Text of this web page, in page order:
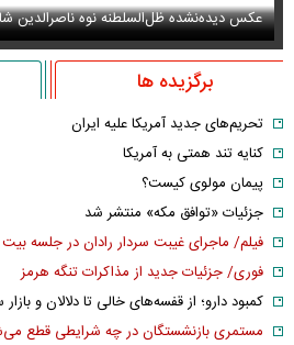
عکس دیده‌نشده ظل‌السلطنه نوه ناصرالدین
برگزیده ها
تحریم‌های جدید آمریکا علیه ایران
کنایه تند همتی به آمریکا
پیمان مولوی کیست؟
جزئیات «توافق مکه» منتشر شد
فیلم/ ماجرای غیبت سردار رادان در جلسه
فوری/ جزئیات جدید از مذاکرات تنگه هرمز
کمبود دارو؛ از قفسه‌های خالی تا دلالان و بازار
مستمری بازنشستگان در چه شرایطی قطع